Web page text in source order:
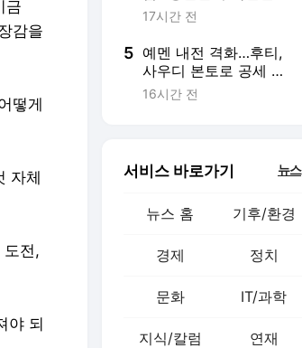
금
감을
떻게
자체
전,
야 되
름나기
17시간 전
5 예멘 내전 격화…후티,
사우디 본토로 공세 확
산
16시간 전
서비스 바로가기 뉴스
뉴스 홈 기후/환경
경제 정치
문화 IT/과학
지식/칼럼 연재